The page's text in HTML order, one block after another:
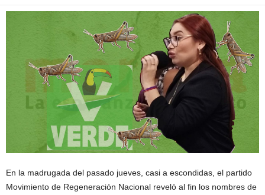
En la madrugada del pasado jueves, casi a escondidas, el partido
Movimiento de Regeneración Nacional reveló al fin los nombres de